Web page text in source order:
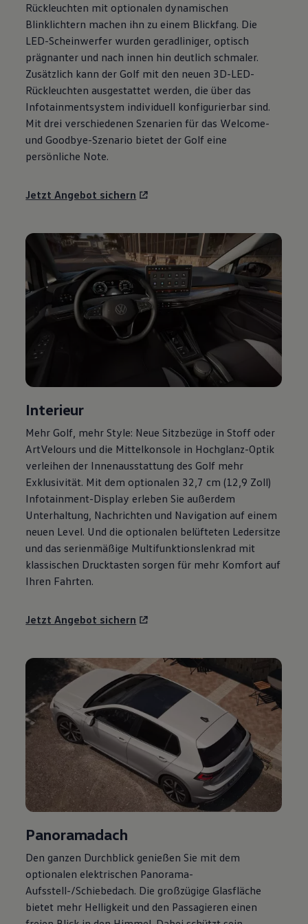
Motorenöl und Flüssigkeiten
Räder und Reifen
Pannen- und Unfallhilfe
Economy Service
Volkswagen Teile
Zubehör
Modellspezifisches Zubehör
Schutz und Pflege
Transport
Entertainment und Elektronik
Individualisieren
Wallbox und Ladekabel
Digitale Extras
Handy und Fahrzeug verbinden
Vorgängermodelle
Kundeninformationen
Volkswagen Kundenbetreuung
Warn- und Kontrollleuchten
Assistenzsysteme
Digitale Betriebsanleitung
Live Beratung
Magazin
Lifestyle
Transport
Volkswagen Kundenbetreuung
Rückleuchten mit optionalen dynamischen
Blinklichtern machen ihn zu einem Blickfang. Die
LED-Scheinwerfer wurden geradliniger, optisch
prägnanter und nach innen hin deutlich schmaler.
Zusätzlich kann der Golf mit den neuen 3D-LED-
Rückleuchten ausgestattet werden, die über das
Infotainmentsystem individuell konfigurierbar sind.
Mit drei verschiedenen Szenarien für das Welcome-
und Goodbye-Szenario bietet der Golf eine
persönliche Note.
Jetzt Angebot sichern
Interieur
Mehr Golf , mehr Style: Neue Sitzbezüge in Stoff oder
ArtVelours und die Mittelkonsole in Hochglanz-Optik
verleihen der Innenausstattung des Golf mehr
Exklusivität. Mit dem optionalen 32,7 cm (12,9 Zoll)
Infotainment-Display erleben Sie außerdem
Unterhaltung, Nachrichten und Navigation auf einem
neuen Level. Und die optionalen belüfteten Ledersitze
und das serienmäßige Multifunktionslenkrad mit
klassischen Drucktasten sorgen für mehr Komfort auf
Ihren Fahrten.
Jetzt Angebot sichern
Panoramadach
Den ganzen Durchblick genießen Sie mit dem
optionalen elektrischen Panorama-
Aufsstell-/Schiebedach. Die großzügige Glasfläche
bietet mehr Helligkeit und den Passagieren einen